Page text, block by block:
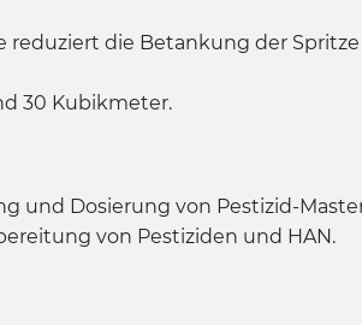
die Betankung der
30 Kubikmeter.
und Dosierung von Pestizid-
von Pestiziden und HAN.